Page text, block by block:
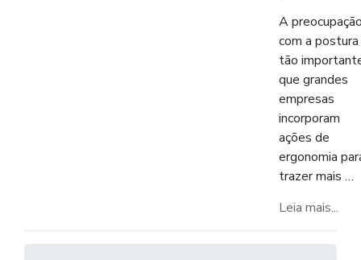
A
com a
tão
que grandes
empresas
incorporam
ações de
ergonomia
trazer mais …
Leia mais...